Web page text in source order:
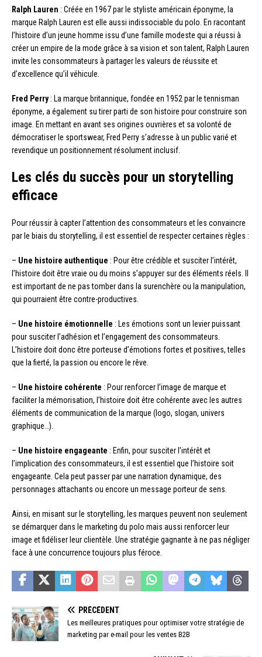
Ralph Lauren : Créée en 1967 par le styliste américain éponyme, la
marque Ralph Lauren est elle aussi indissociable du polo. En racontant
l’histoire d’un jeune homme issu d’une famille modeste qui a réussi à
créer un empire de la mode grâce à sa vision et son talent, Ralph Lauren
invite les consommateurs à partager les valeurs de réussite et
d’excellence qu’il véhicule.
Fred Perry: La marque britannique, fondée en 1952 par le tennisman
éponyme, a également su tirer parti de son histoire pour construire son
image. En mettant en avant ses origines ouvrières et sa volonté de
démocratiser le sportswear, Fred Perry s’adresse à un public varié et
revendique un positionnement résolument inclusif.
Les clés du succès pour un storytelling
efficace
Pour réussir à capter l’attention des consommateurs et les convaincre
par le biais du storytelling, il est essentiel de respecter certaines règles :
– Une histoire authentique : Pour être crédible et susciter l’intérêt,
l’histoire doit être vraie ou du moins s’appuyer sur des éléments réels. Il
est important de ne pas tomber dans la surenchère ou la manipulation,
qui pourraient être contre-productives.
– Une histoire émotionnelle : Les émotions sont un levier puissant
pour susciter l’adhésion et l’engagement des consommateurs.
L’histoire doit donc être porteuse d’émotions fortes et positives, telles
que la fierté, la passion ou encore le rêve.
– Une histoire cohérente : Pour renforcer l’image de marque et
faciliter la mémorisation, l’histoire doit être cohérente avec les autres
éléments de communication de la marque (logo, slogan, univers
graphique…).
– Une histoire engageante : Enfin, pour susciter l’intérêt et
l’implication des consommateurs, il est essentiel que l’histoire soit
engageante. Cela peut passer par une narration dynamique, des
personnages attachants ou encore un message porteur de sens.
Ainsi, en misant sur le storytelling, les marques peuvent non seulement
se démarquer dans le marketing du polo mais aussi renforcer leur
image et fidéliser leur clientèle. Une stratégie gagnante à ne pas négliger
face à une concurrence toujours plus féroce.
PRÉCÉDENT
Les meilleures pratiques pour optimiser votre stratégie de
marketing par e-mail pour les ventes B2B